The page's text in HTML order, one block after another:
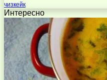
чизкейк
Интересно